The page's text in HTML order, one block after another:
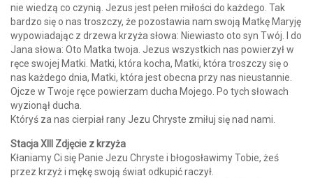
nie wiedzą co czynią. Jezus jest pełen miłości do każdego. Tak
bardzo się o nas troszczy, że pozostawia nam swoją Matkę Maryję
wypowiadając z drzewa krzyża słowa: Niewiasto oto syn Twój. I do
Jana słowa: Oto Matka twoja. Jezus wszystkich nas powierzył w
ręce swojej Matki. Matki, która kocha, Matki, która troszczy się o
nas każdego dnia, Matki, która jest obecna przy nas nieustannie.
Ojcze w Twoje ręce powierzam ducha Mojego. Po tych słowach
wyzionął ducha.
Któryś za nas cierpiał rany Jezu Chryste zmiłuj się nad nami.
Stacja XIII Zdjęcie z krzyża
Kłaniamy Ci się Panie Jezu Chryste i błogosławimy Tobie, żeś
przez krzyż i mękę swoją świat odkupić raczył.